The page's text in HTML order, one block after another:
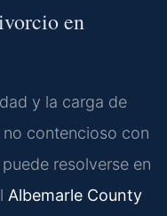
en
y la carga de
contencioso con
resolverse en
Albemarle County